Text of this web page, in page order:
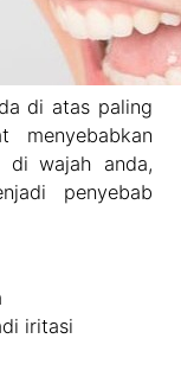
di atas paling
di wajah anda,
penyebab
iritasi